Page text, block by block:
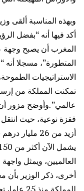
وبهذه المناسبة ألقى
أكد فيها أنه “بفضل
المغرب أن يصبح وجهة
المتطورة”، مسجلا
الاستراتيجيات
تمكنت المملكة من
عالمي”.وأوضح مزور
العالميين، ويمثل
أخرى، ذكر الوزير بأن